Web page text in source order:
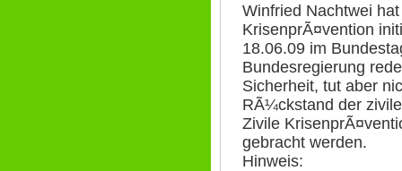
Winfried Nachtwei
KrisenprÃ¤vention
18.06.09 im
Bundesregierung
Sicherheit, tut aber
RÃ¼ckstand der
Zivile
gebracht werden.
Hinweis: